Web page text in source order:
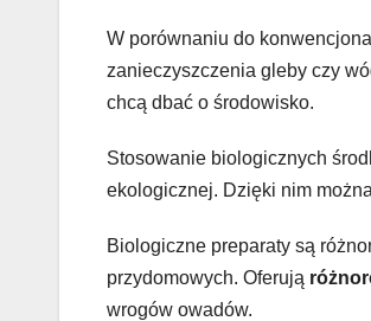
W porównaniu do
zanieczyszczenia gleby czy
chcą dbać o środowisko.
Stosowanie biologicznych
ekologicznej. Dzięki nim
Biologiczne preparaty są
przydomowych. Oferują
wrogów owadów.